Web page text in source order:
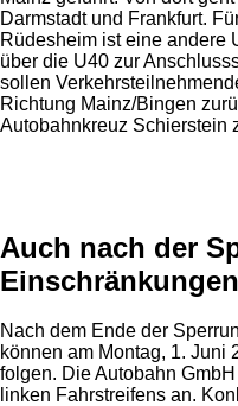
Darmstadt und Frankfurt.
Rüdesheim ist eine andere
über die U40 zur
sollen
Richtung Mainz/Bingen
Autobahnkreuz Schierstein
Auch nach der
Nach dem Ende der
können am Montag, 1. Juni
folgen. Die Autobahn
linken Fahrstreifens an.